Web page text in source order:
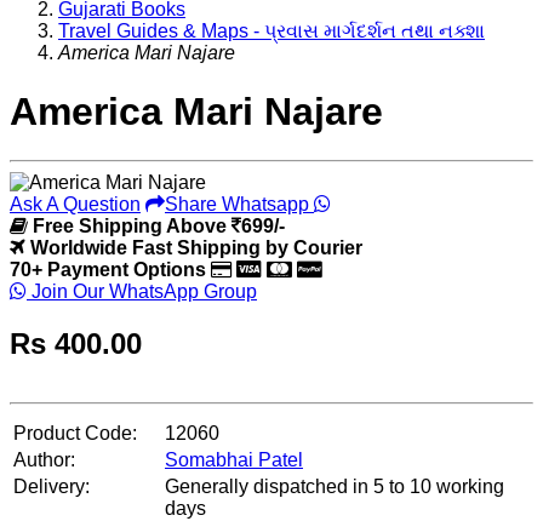
Gujarati Books
Travel Guides & Maps - પ્રવાસ માર્ગદર્શન તથા નક્શા
America Mari Najare
America Mari Najare
Ask A Question
Share Whatsapp
Free Shipping Above
699/-
Worldwide Fast Shipping by Courier
70+ Payment Options
Join Our WhatsApp Group
Rs 400.00
Product Code:
12060
Author:
Somabhai Patel
Delivery:
Generally dispatched in 5 to 10 working
days